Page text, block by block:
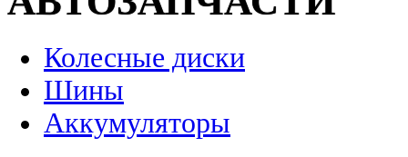
Колесные диски
Шины
Аккумуляторы